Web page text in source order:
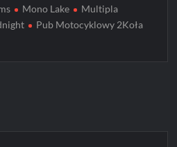
Mono Lake
Multipla
Pub Motocyklowy 2Koła